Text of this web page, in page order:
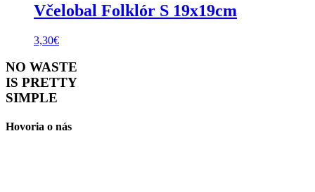
Včelobal Folklór S 19x19cm
3,30€
NO WASTE
IS PRETTY
SIMPLE
Hovoria o nás